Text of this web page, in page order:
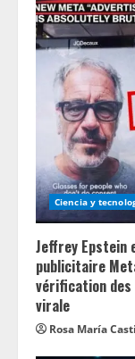
e
a
n
g Ciencia y
Jeffrey Epstein
publicitaire
vérification
virale
Rosa María